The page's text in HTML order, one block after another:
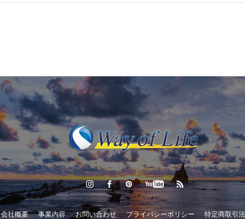
会社概要 事業内容 お問い合わせ プライバシーポリシー 特定商取引